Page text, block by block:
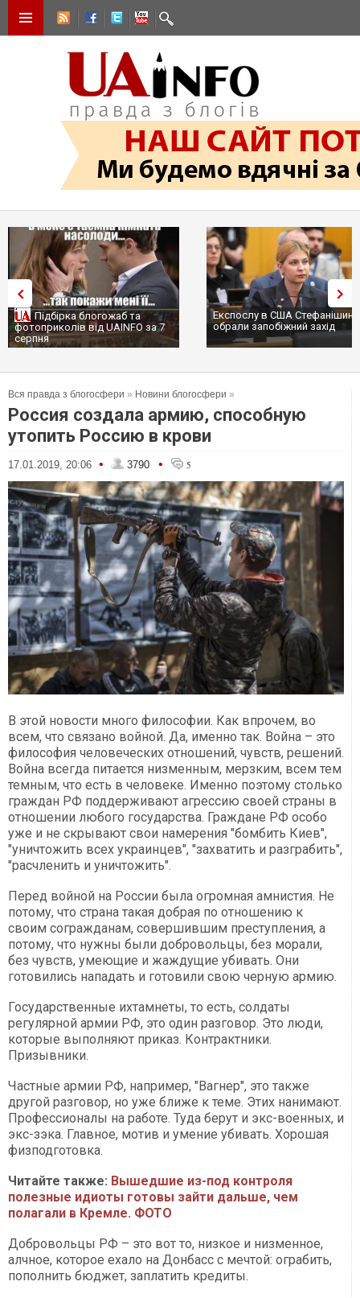
Експослу в США Стефанішиній
обрали запобіжний захід
Трамп не передасть Україні
сотні ракет до Patriot, бо у
Вся правда з блогосфери » Новини блогосфери »
Россия создала армию, способную
утопить Россию в крови
17.01.2019, 20:06 • 3790 • 5
В этой новости много философии. Как впрочем, во
всем, что связано войной. Да, именно так. Война – это
философия человеческих отношений, чувств, решений.
Война всегда питается низменным, мерзким, всем тем
темным, что есть в человеке. Именно поэтому столько
граждан РФ поддерживают агрессию своей страны в
отношении любого государства. Граждане РФ особо
уже и не скрывают свои намерения "бомбить Киев",
"уничтожить всех украинцев", "захватить и разграбить",
"расчленить и уничтожить".
Перед войной на России была огромная амнистия. Не
потому, что страна такая добрая по отношению к
своим согражданам, совершившим преступления, а
потому, что нужны были добровольцы, без морали,
без чувств, умеющие и жаждущие убивать. Они
готовились нападать и готовили свою черную армию.
Государственные ихтамнеты, то есть, солдаты
регулярной армии РФ, это один разговор. Это люди,
которые выполняют приказ. Контрактники.
Призывники.
Частные армии РФ, например, "Вагнер", это также
другой разговор, но уже ближе к теме. Этих нанимают.
Профессионалы на работе. Туда берут и экс-военных, и
экс-зэка. Главное, мотив и умение убивать. Хорошая
физподготовка.
Читайте также: Вышедшие из-под контроля
полезные идиоты готовы зайти дальше, чем
полагали в Кремле. ФОТО
Добровольцы РФ – это вот то, низкое и низменное,
алчное, которое ехало на Донбасс с мечтой: ограбить,
пополнить бюджет, заплатить кредиты.